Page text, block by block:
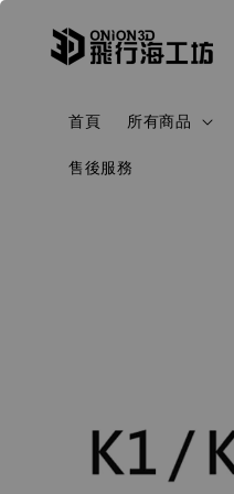
首頁 所有商品
售後服務